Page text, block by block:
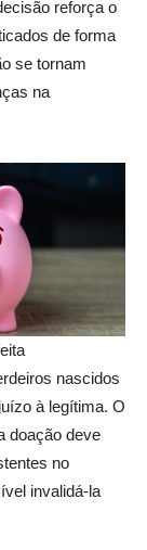
reforça o
de forma
se tornam
na
nascidos
à legítima. O
doação deve
no
invalidá-la